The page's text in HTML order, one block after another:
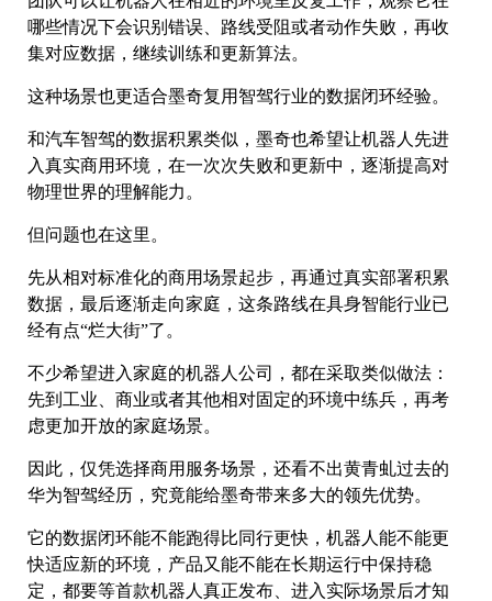
哪些情况下会识别错误、路线受阻或者动作失败，再收
集对应数据，继续训练和更新算法。
这种场景也更适合墨奇复用智驾行业的数据闭环经验。
和汽车智驾的数据积累类似，墨奇也希望让机器人先进
入真实商用环境，在一次次失败和更新中，逐渐提高对
物理世界的理解能力。
但问题也在这里。
先从相对标准化的商用场景起步，再通过真实部署积累
数据，最后逐渐走向家庭，这条路线在具身智能行业已
经有点“烂大街”了。
不少希望进入家庭的机器人公司，都在采取类似做法：
先到工业、商业或者其他相对固定的环境中练兵，再考
虑更加开放的家庭场景。
因此，仅凭选择商用服务场景，还看不出黄青虬过去的
华为智驾经历，究竟能给墨奇带来多大的领先优势。
它的数据闭环能不能跑得比同行更快，机器人能不能更
快适应新的环境，产品又能不能在长期运行中保持稳
定，都要等首款机器人真正发布、进入实际场景后才知